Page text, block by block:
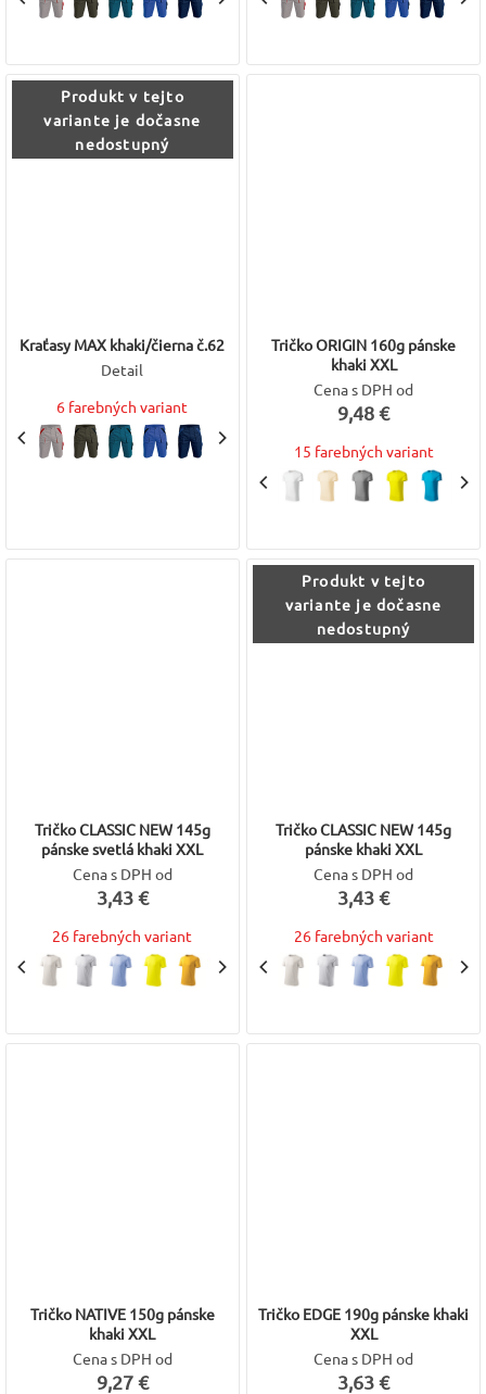
Produkt v tejto
variante je dočasne
nedostupný
Kraťasy MAX khaki/čierna č.62
Detail
6 farebných variant
Tričko ORIGIN 160g pánske
khaki XXL
Cena s DPH od
9,48 €
15 farebných variant
Tričko CLASSIC NEW 145g
pánske svetlá khaki XXL
Cena s DPH od
3,43 €
26 farebných variant
Produkt v tejto
variante je dočasne
nedostupný
Tričko CLASSIC NEW 145g
pánske khaki XXL
Cena s DPH od
3,43 €
26 farebných variant
Tričko NATIVE 150g pánske
khaki XXL
Cena s DPH od
9,27 €
Tričko EDGE 190g pánske khaki
XXL
Cena s DPH od
3,63 €